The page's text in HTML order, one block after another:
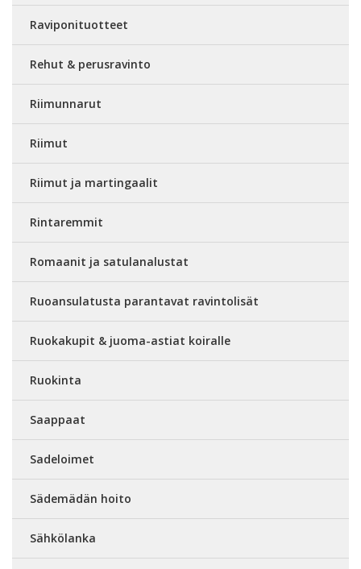
Raviponituotteet
Rehut & perusravinto
Riimunnarut
Riimut
Riimut ja martingaalit
Rintaremmit
Romaanit ja satulanalustat
Ruoansulatusta parantavat ravintolisät
Ruokakupit & juoma-astiat koiralle
Ruokinta
Saappaat
Sadeloimet
Sädemädän hoito
Sähkölanka